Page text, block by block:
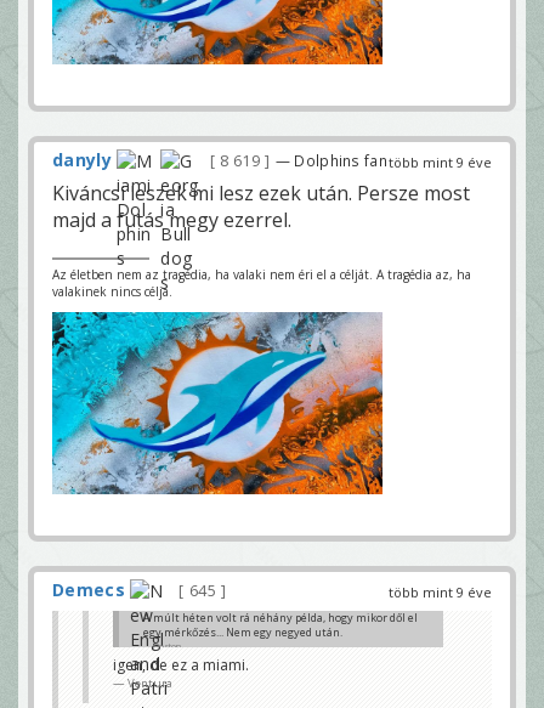
több mint 9 éve
danyly 8 619 — Dolphins fan
Kiváncsi leszek mi lesz ezek után. Persze most
majd a futás megy ezerrel.
Az életben nem az tragédia, ha valaki nem éri el a célját. A tragédia az, ha
valakinek nincs célja.
több mint 9 éve
Demecs 645
A múlt héten volt rá néhány példa, hogy mikor dől el
egy mérkőzés... Nem egy negyed után.
Boston
igen, de ez a miami.
Ventura